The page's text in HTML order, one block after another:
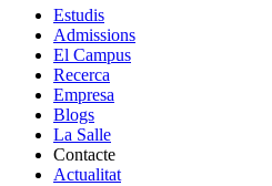
Estudis
Admissions
El Campus
Recerca
Empresa
Blogs
La Salle
Contacte
Actualitat